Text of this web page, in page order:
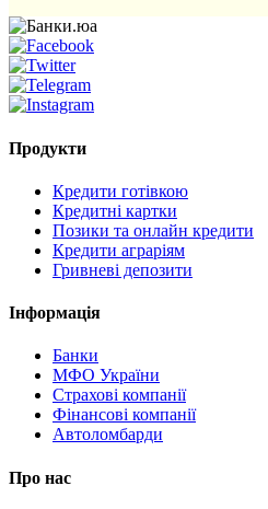
Продукти
Кредити готівкою
Кредитні картки
Позики та онлайн кредити
Кредити аграріям
Гривневі депозити
Інформація
Банки
МФО України
Страхові компанії
Фінансові компанії
Автоломбарди
Про нас